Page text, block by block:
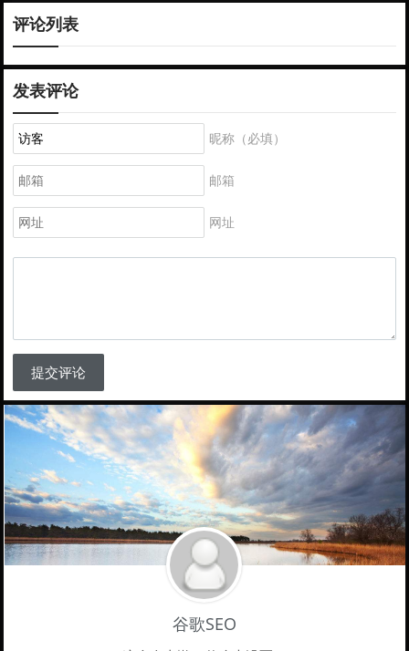
评论列表
发表评论
昵称（必填）
邮箱
网址
提交评论
谷歌SEO